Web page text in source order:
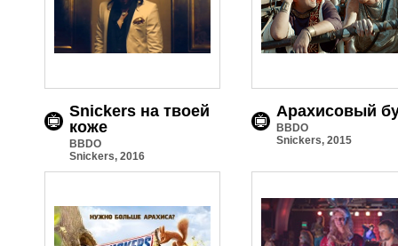
Snickers на твоей
коже
BBDO
Snickers, 2016
Арахисовый
BBDO
Snickers, 2015